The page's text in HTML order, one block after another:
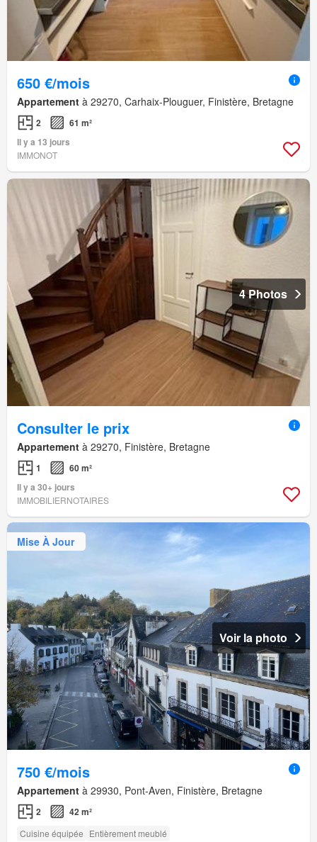
650 €/mois
Appartement à 29270, Carhaix-Plouguer, Finistère, Bretagne
2
61 m²
Il y a 13 jours
IMMONOT
4 Photos
Consulter le prix
Appartement à 29270, Finistère, Bretagne
1
60 m²
Il y a 30+ jours
IMMOBILIERNOTAIRES
Mise À Jour
Voir la photo
750 €/mois
Appartement à 29930, Pont-Aven, Finistère, Bretagne
2 42 m²
Cuisine équipée Entièrement meublé